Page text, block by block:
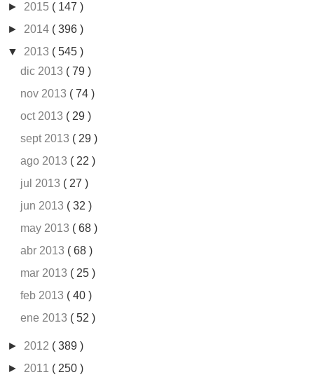
► 2015 ( 147 )
► 2014 ( 396 )
▼ 2013 ( 545 )
dic 2013 ( 79 )
nov 2013 ( 74 )
oct 2013 ( 29 )
sept 2013 ( 29 )
ago 2013 ( 22 )
jul 2013 ( 27 )
jun 2013 ( 32 )
may 2013 ( 68 )
abr 2013 ( 68 )
mar 2013 ( 25 )
feb 2013 ( 40 )
ene 2013 ( 52 )
► 2012 ( 389 )
► 2011 ( 250 )